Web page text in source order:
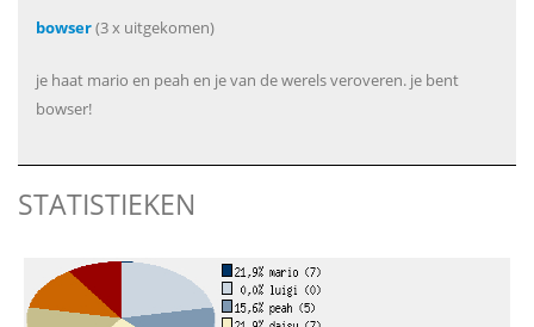
bowser(3 x uitgekomen)
je haat mario en peah en je van de werels veroveren. je bent
bowser!
STATISTIEKEN